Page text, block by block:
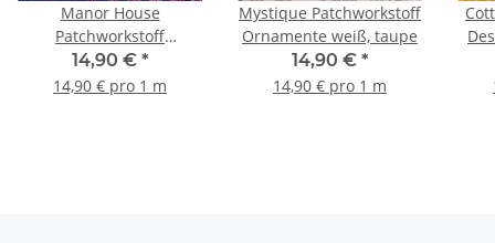
Manor House
Patchworkstoff
Ornamente lila,
burgundy
14,90 € *
14,90 € pro 1 m
Mystique Patchworkstoff
Ornamente weiß, taupe
14,90 € *
14,90 € pro 1 m